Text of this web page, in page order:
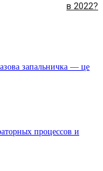
в 2022?
запальничка — це
процессов и